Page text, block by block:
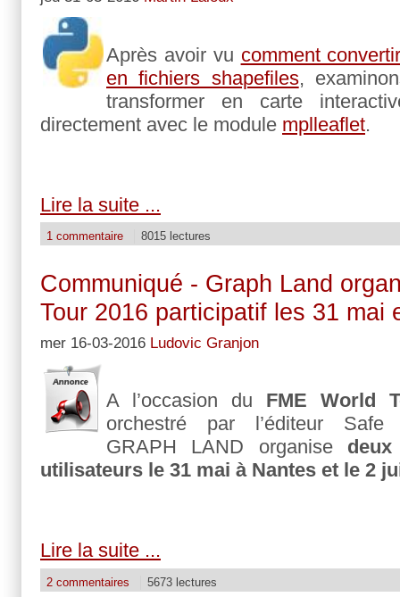
Après avoir vu comment
en fichiers shapefiles,
transformer en carte
directement avec le module mplleaflet.
Lire la suite ...
1 commentaire 8015 lectures
Communiqué - Graph Land
Tour 2016 participatif les 31 mai
mer 16-03-2016 Ludovic Granjon
A l’occasion du FME World
orchestré par l’éditeur Safe
GRAPH LAND organise
utilisateurs le 31 mai à Nantes et le 2
Lire la suite ...
2 commentaires 5673 lectures